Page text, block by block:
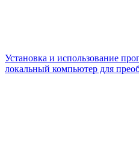
Установка и использование
локальный компьютер для